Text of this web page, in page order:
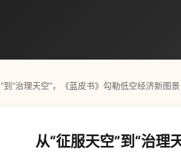
到“治理天空”，《蓝皮书》勾勒低空经济新图景
从“征服天空”到“治理